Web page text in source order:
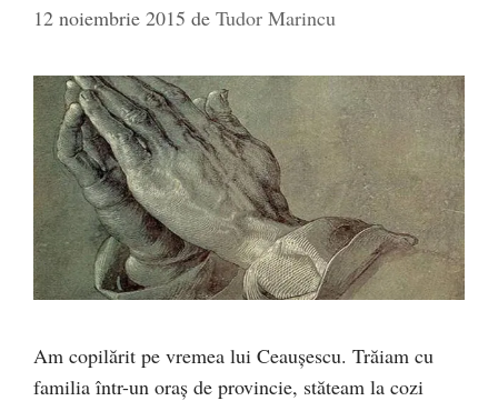
12 noiembrie 2015 de Tudor Marincu
Am copilărit pe vremea lui Ceaușescu. Trăiam cu
familia într-un oraș de provincie, stăteam la cozi